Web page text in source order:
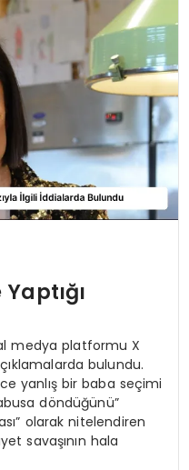
medya platformu X
bulundu.
yanlış bir baba seçimi
döndüğünü”
olarak nitelendiren
savaşının hala